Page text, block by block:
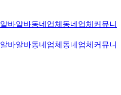
알바알바동네업체 동네업체 커뮤니
알바알바동네업체 동네업체 커뮤니